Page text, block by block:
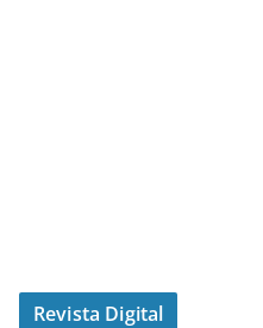
Revista Digital